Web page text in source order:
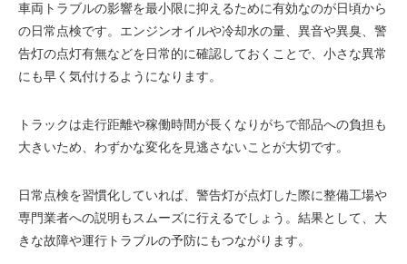
車両トラブルの影響を最小限に抑えるために有効なのが日頃から
の日常点検です。エンジンオイルや冷却水の量、異音や異臭、警
告灯の点灯有無などを日常的に確認しておくことで、小さな異常
にも早く気付けるようになります。
トラックは走行距離や稼働時間が長くなりがちで部品への負担も
大きいため、わずかな変化を見逃さないことが大切です。
日常点検を習慣化していれば、警告灯が点灯した際に整備工場や
専門業者への説明もスムーズに行えるでしょう。結果として、大
きな故障や運行トラブルの予防にもつながります。